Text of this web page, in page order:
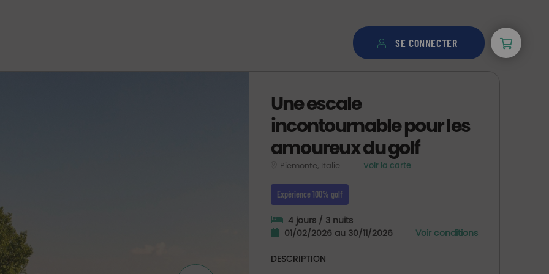
SE CONNECTER
Une escale
incontournable pour les
amoureux du golf
Piemonte, Italie Voir la carte
Expérience 100% golf
4 jours / 3 nuits
01/02/2026 au 30/11/2026
Voir conditions
DESCRIPTION